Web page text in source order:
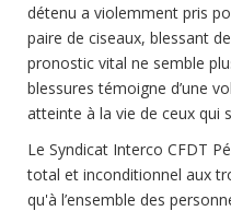
détenu a violemment pris
paire de ciseaux, blessant
pronostic vital ne semble
blessures témoigne d’une
atteinte à la vie de ceux qui
Le Syndicat Interco CFDT
total et inconditionnel aux
qu'à l’ensemble des